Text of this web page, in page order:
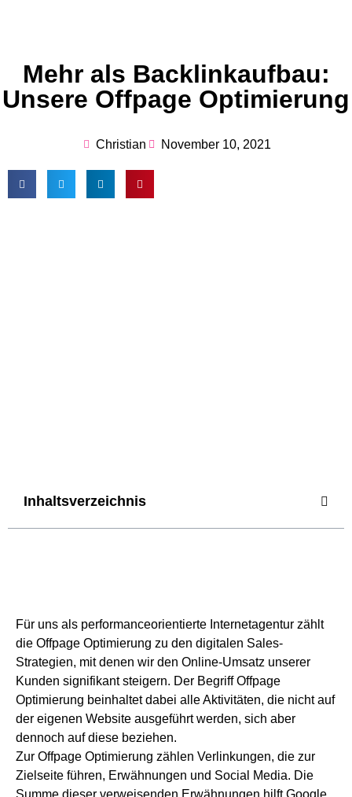
Mehr als Backlinkaufbau:
Unsere Offpage Optimierung
Christian November 10, 2021
Inhaltsverzeichnis
Für uns als performanceorientierte Internetagentur zählt
die Offpage Optimierung zu den digitalen Sales-
Strategien, mit denen wir den Online-Umsatz unserer
Kunden signifikant steigern. Der Begriff Offpage
Optimierung beinhaltet dabei alle Aktivitäten, die nicht auf
der eigenen Website ausgeführt werden, sich aber
dennoch auf diese beziehen.
Zur Offpage Optimierung zählen Verlinkungen, die zur
Zielseite führen, Erwähnungen und Social Media. Die